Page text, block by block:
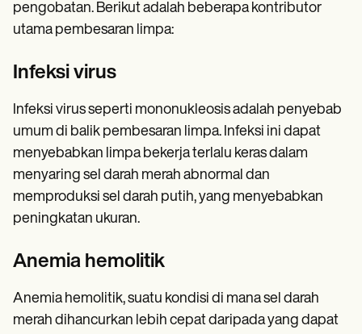
pengobatan. Berikut adalah beberapa kontributor
utama pembesaran limpa:
Infeksi virus
Infeksi virus seperti mononukleosis adalah penyebab
umum di balik pembesaran limpa. Infeksi ini dapat
menyebabkan limpa bekerja terlalu keras dalam
menyaring sel darah merah abnormal dan
memproduksi sel darah putih, yang menyebabkan
peningkatan ukuran.
Anemia hemolitik
Anemia hemolitik, suatu kondisi di mana sel darah
merah dihancurkan lebih cepat daripada yang dapat